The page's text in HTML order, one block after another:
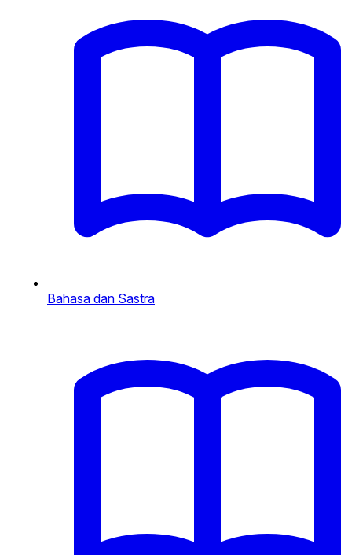
Bahasa dan Sastra